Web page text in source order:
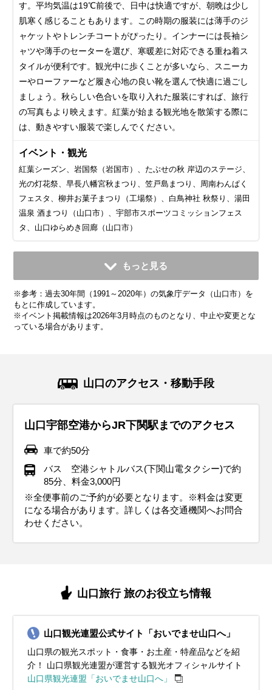
す。平均気温は19℃前後で、日中は快適ですが、朝晩は少し
肌寒く感じることもあります。この時期の服装には薄手のジ
ャケットやトレンチコートがぴったり。インナーには長袖シ
ャツや薄手のセーターを選び、寒暖差に対応できる重ね着ス
タイルが便利です。観光中に歩くことが多いなら、スニーカ
ーやローファーなど履き心地の良い靴を選んで快適に過ごし
ましょう。秋らしい色合いを取り入れた服装にすれば、旅行
の写真もより映えます。紅葉が始まる観光地を散策する際に
は、動きやすい服装で楽しんでください。
イベント・観光
紅葉シーズン、岩国祭（岩国市）、たぶせの秋 岸辺のステージ、
光の灯花祭、早長八幡宮秋まつり、笠戸島まつり、周南わんぱく
フェスタ、柳井お菓子まつり（工場祭）、白鳥神社 秋祭り、湯田
温泉 酒まつり（山口市）、宇部市スポーツコミッションフェス
タ、山口ゆらめき回廊（山口市）
11月
平均気温・降水量
11.9℃ 83.5mm
気候・服装
11月の山口地方は秋から冬へと季節が移り変わる時期で、平
ンや軽いコートを選ぶと安心です。インナーにはセーターや
タートルネックを合わせて、しっかり暖かさをキープしまし
ょう。足元には防寒性のあるスニーカーやブーツを履いて、
観光中の快適さを保ちます。中国地方では紅葉の見頃を迎え
る時期でもあるので、秋の自然美を楽しむために、防寒対策
と季節感を意識した服装を心がけると良いです。特に観光地
ではストールや手袋も重宝します。
イベント・観光
もみじ祭（山口市）、UBEまつり（宇部市）、下関海響マラソン
12月
平均気温・降水量
6.4℃ 70.5mm
気候・服装
12月の山口地方は本格的な冬に入り、気温が一気に下がりま
ケットが必須です。インナーにはヒートテックやフリース素
材を取り入れて、暖かさをしっかり確保しましょう。さら
に、手袋やマフラー、帽子などの防寒小物も忘れずに用意し
て、寒さ対策を万全に。靴は滑りにくいブーツや防寒性のあ
るスニーカーが最適です。中国地方の観光地では、クリスマ
スイルミネーションや年末のイベントが盛りだくさん。寒さ
を防ぎつつ、長時間歩ける快適な服装を選んで、冬の観光を
戸神楽舞（岩国市）、河渡祭、めるこみクリスマスフェスティバ
1月
平均気温・降水量
4.4℃ 76.3mm
気候・服装
1月の山口地方は冬本番。平均気温は約5℃と寒い日が続きま
さをキープできます。さらに、手袋やマフラー、帽子などの
防寒小物を活用して、寒さ対策をしっかりしましょう。靴は
防寒性が高く、滑りにくいソールのブーツやスニーカーがお
すすめです。1月の中国地方は晴れる日も多いので、風を通
しにくいアウターがあると快適に過ごせます。観光地では冷
たい風に備えて、重ね着しやすい服装を心がけると安心で
す。
イベント・観光
防大島 久賀八幡宮の御神幸祭、錦帯橋とんど祭り（岩国市）、城
2月
平均気温・降水量
5.5℃ 85.0mm
気候・服装
2月の山口地方も1月に引き続き寒い日が多いです。平均気温
は保温性の高いセーターや長袖シャツを着て、重ね着で体温
調整を心がけましょう。手袋やマフラーも欠かせません！冷
えやすい首元や手先をしっかり防寒してください。屋外観光
では携帯用カイロを持参すると、さらに快適に過ごせます。
イベント・観光
スノーアクティビティシーズン、イルミネーションシーズン、下
関・ふく（河豚）まつり（下関市）、節分祭（各地）、萩・椿ま
つり（萩市）、防府天満宮 梅まつり、阿月神明祭（柳井市）
3月
平均気温・降水量
9.0℃ 145.6mm
気候・服装
3月の山口地方は寒さが少しずつ和らぎ、春の気配が感じら
トや中綿コートがあると安心です。日中は暖かい日差しを感
じることもあるので、長袖シャツや薄手のセーターをベース
にして、重ね着で調整できる服装がおすすめです。また、春
の風が冷たく感じることもあるので、防風機能のあるアウタ
ーがあるとさらに快適に過ごせます。
イベント・観光
梅の見頃、萩・椿まつり（萩市）、防府天満宮 梅まつり（防府
市）、棚田スプリングフェスタ（長門市）、ときわ公園 夜桜のラ
4月
平均気温・降水量
13.9℃ 168.1mm
気候・服装
4月の山口地方は本格的な春の訪れを感じる季節で、平均気
インナーには長袖シャツやブラウスを合わせて、朝晩の涼し
さには軽めのアウターを羽織ると安心です。足元は歩きやす
いスニーカーを選んで、観光を快適に楽しみましょう。ま
た、急な雨に備えて折りたたみ傘があるとさらに安心です。
イベント・観光
桜の見頃、サイクリングシーズン、桜まつり（各地）、錦帯橋ま
つり（岩国市）、湯田温泉白狐（びゃっこ）まつり（山口市）、
俵山温泉祭（長門市）、岩国・美川町「大水車まつり」（岩国
5月
平均気温・降水量
19.0℃ 197.2mm
気候・服装
5月の山口地方は初夏の爽やかな気候が楽しめる季節です。
が便利。朝晩の涼しさに備えつつ、日中は半袖シャツや軽や
かなパンツ、スカートで快適に過ごせます。観光名所を巡る
なら、動きやすいスニーカーがおすすめです。また、日差し
が強い日もあるので、帽子や日焼け止めでしっかり紫外線対
策をしましょう。
イベント・観光
バラの見頃、サイクリングシーズン、 萩焼まつり（萩市）、乙女
峠まつ、萩・大茶会（萩市）、虹の鯉のぼりプロジェクト、しも
6月
平均気温・降水量
22.6℃ 282.9mm
気候・服装
6月の山口地方は梅雨入りの時期で、雨の日が多くなりま
のパンツを選ぶと快適です。また、防水性の高いジャケット
やレインコート、折りたたみ傘は必須アイテム。靴は防水加
工されたスニーカーやレインシューズで、雨の日でも移動が
楽になります。梅雨でも快適に観光を楽しめる服装を心がけ
て、中国地方の美しい景観を存分に堪能してください。
イベント・観光
あじさいの見頃、サイクリングシーズン、フィッシング、阿知須
浦まつり（山口市）、東大寺別院阿弥陀寺 あじさいまつり（防府
人まつり（防府市）、徳山ふくだけ（福丈）まつり（周南市）
7月
平均気温・降水量
26.4℃ 342.6mm
気候・服装
7月の山口地方は本格的な真夏の暑さがやってきます。日中
おすすめです。日中の強い日差しを避けるために、帽子やサ
ングラスを使ったり、日焼け止めで紫外線対策をしっかり行
いましょう。観光地や公共交通機関では冷房が効いているこ
ともあるので、薄手のカーディガンやストールを持ち歩くと
便利です。長時間歩くなら、通気性の良い軽量スニーカーで
快適に過ごせます。こまめに水分補給をしながら、夏の中国
地方観光を存分に楽しんでください。
イベント・観光
古代ハスまつり（岩国市）、萩の瀬つきあじ祭り（萩市）、耳な
（うかい）（岩国市）
もっと見る
※参考：過去30年間（1991～2020年）の気象庁データ（山口市）を
もとに作成しています。
※イベント掲載情報は2026年3月時点のものとなり、中止や変更とな
っている場合があります。
山口のアクセス・移動手段
山口宇部空港からJR下関駅までのアクセス
車で約50分
バス 空港シャトルバス(下関山電タクシー)で約
85分、料金3,000円
※全便事前のご予約が必要となります。※料金は変更
になる場合があります。詳しくは各交通機関へお問合
わせください。
山口旅行 旅のお役立ち情報
山口観光連盟公式サイト「おいでませ山口へ」
山口県の観光スポット・食事・お土産・特産品などを紹
介！ 山口県観光連盟が運営する観光オフィシャルサイト
山口県観光連盟「おいでませ山口へ」